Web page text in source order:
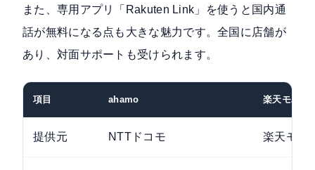
また、専用アプリ「Rakuten Link」を使うと国内通
話が無料になる点も大きな魅力です。全国に店舗が
あり、対面サポートも受けられます。
項目 ahamo 楽天モバイ
提供元 NTTドコモ 楽天モバ